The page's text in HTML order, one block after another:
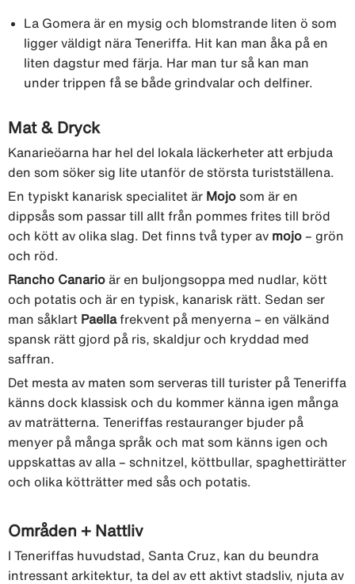
La Gomera är en mysig och blomstrande liten ö som
ligger väldigt nära Teneriffa. Hit kan man åka på en
liten dagstur med färja. Har man tur så kan man
under trippen få se både grindvalar och delfiner.
Mat & Dryck
Kanarieöarna har hel del lokala läckerheter att erbjuda
den som söker sig lite utanför de största turistställena.
En typiskt kanarisk specialitet är Mojo som är en
dippsås som passar till allt från pommes frites till bröd
och kött av olika slag. Det finns två typer av mojo – grön
och röd.
Rancho Canario är en buljongsoppa med nudlar, kött
och potatis och är en typisk, kanarisk rätt. Sedan ser
man såklart Paella frekvent på menyerna – en välkänd
spansk rätt gjord på ris, skaldjur och kryddad med
saffran.
Det mesta av maten som serveras till turister på Teneriffa
känns dock klassisk och du kommer känna igen många
av maträtterna. Teneriffas restauranger bjuder på
menyer på många språk och mat som känns igen och
uppskattas av alla – schnitzel, köttbullar, spaghettirätter
och olika kötträtter med sås och potatis.
Områden + Nattliv
I Teneriffas huvudstad, Santa Cruz, kan du beundra
intressant arkitektur, ta del av ett aktivt stadsliv, njuta av